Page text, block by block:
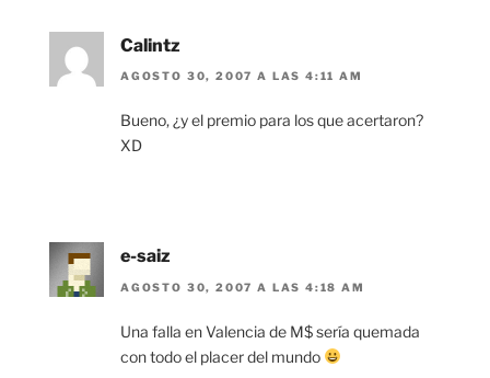
Calintz
AGOSTO 30, 2007 A LAS 4:11 AM
Bueno, ¿y el premio para los que acertaron?
XD
e-saiz
AGOSTO 30, 2007 A LAS 4:18 AM
Una falla en Valencia de M$ sería quemada
con todo el placer del mundo